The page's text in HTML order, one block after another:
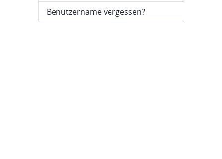
Benutzername vergessen?